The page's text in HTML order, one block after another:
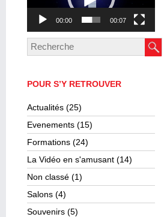
00:00 00:07
POUR S’Y RETROUVER
Actualités (25)
Evenements (15)
Formations (24)
La Vidéo en s'amusant (14)
Non classé (1)
Salons (4)
Souvenirs (5)